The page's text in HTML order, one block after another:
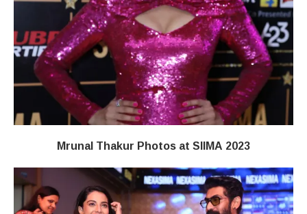
Mrunal Thakur Photos at SIIMA 2023